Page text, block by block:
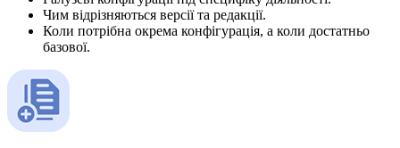
Чим відрізняються версії та редакції.
Коли потрібна окрема конфігурація, а коли достатньо
базової.